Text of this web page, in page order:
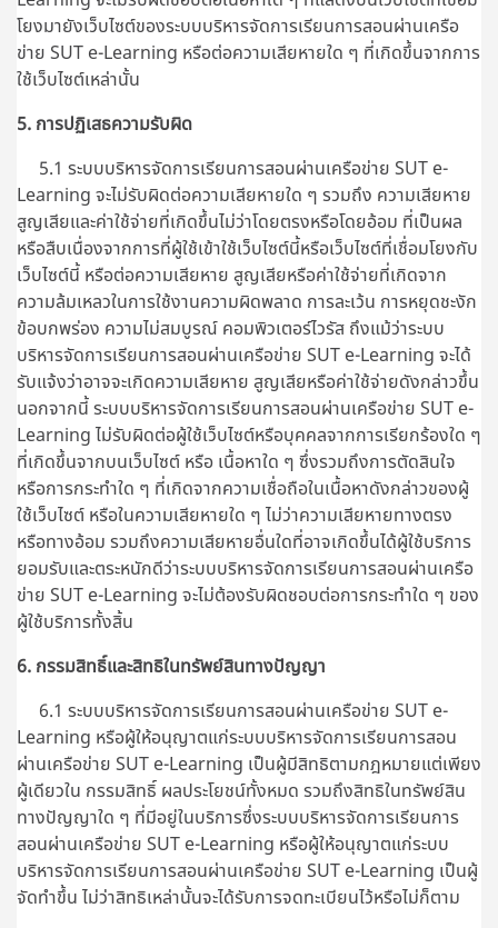
โยงมายังเว็บไซต์ของระบบบริหารจัดการเรียนการสอนผ่านเครือ
ข่าย SUT e-Learning หรือต่อความเสียหายใด ๆ ที่เกิดขึ้นจากการ
ใช้เว็บไซต์เหล่านั้น
5. การปฏิเสธความรับผิด
5.1 ระบบบริหารจัดการเรียนการสอนผ่านเครือข่าย SUT e-
Learning จะไม่รับผิดต่อความเสียหายใด ๆ รวมถึง ความเสียหาย
สูญเสียและค่าใช้จ่ายที่เกิดขึ้นไม่ว่าโดยตรงหรือโดยอ้อม ที่เป็นผล
หรือสืบเนื่องจากการที่ผู้ใช้เข้าใช้เว็บไซต์นี้หรือเว็บไซต์ที่เชื่อมโยงกับ
เว็บไซต์นี้ หรือต่อความเสียหาย สูญเสียหรือค่าใช้จ่ายที่เกิดจาก
ความล้มเหลวในการใช้งานความผิดพลาด การละเว้น การหยุดชะงัก
ข้อบกพร่อง ความไม่สมบูรณ์ คอมพิวเตอร์ไวรัส ถึงแม้ว่าระบบ
บริหารจัดการเรียนการสอนผ่านเครือข่าย SUT e-Learning จะได้
รับแจ้งว่าอาจจะเกิดความเสียหาย สูญเสียหรือค่าใช้จ่ายดังกล่าวขึ้น
นอกจากนี้ระบบบริหารจัดการเรียนการสอนผ่านเครือข่าย SUT e-
Learning ไม่รับผิดต่อผู้ใช้เว็บไซต์หรือบุคคลจากการเรียกร้องใด ๆ
ที่เกิดขึ้นจากบนเว็บไซต์ หรือ เนื้อหาใด ๆ ซึ่งรวมถึงการตัดสินใจ
หรือการกระทำใด ๆ ที่เกิดจากความเชื่อถือในเนื้อหาดังกล่าวของผู้
ใช้เว็บไซต์ หรือในความเสียหายใด ๆ ไม่ว่าความเสียหายทางตรง
หรือทางอ้อม รวมถึงความเสียหายอื่นใดที่อาจเกิดขึ้นได้ผู้ใช้บริการ
ยอมรับและตระหนักดีว่าระบบบริหารจัดการเรียนการสอนผ่านเครือ
ข่าย SUT e-Learning จะไม่ต้องรับผิดชอบต่อการกระทำใด ๆ ของ
ผู้ใช้บริการทั้งสิ้น
6. กรรมสิทธิ์และสิทธิในทรัพย์สินทางปัญญา
6.1 ระบบบริหารจัดการเรียนการสอนผ่านเครือข่าย SUT e-
Learning หรือผู้ให้อนุญาตแก่ระบบบริหารจัดการเรียนการสอน
ผ่านเครือข่าย SUT e-Learning เป็นผู้มีสิทธิตามกฎหมายแต่เพียง
ผู้เดียวใน กรรมสิทธิ์ ผลประโยชน์ทั้งหมด รวมถึงสิทธิในทรัพย์สิน
ทางปัญญาใด ๆ ที่มีอยู่ในบริการซึ่งระบบบริหารจัดการเรียนการ
สอนผ่านเครือข่าย SUT e-Learning หรือผู้ให้อนุญาตแก่ระบบ
บริหารจัดการเรียนการสอนผ่านเครือข่าย SUT e-Learning เป็นผู้
จัดทำขึ้น ไม่ว่าสิทธิเหล่านั้นจะได้รับการจดทะเบียนไว้หรือไม่ก็ตาม